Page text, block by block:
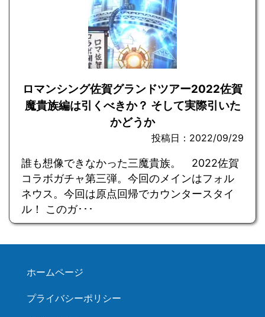
ロマンシング佐賀グランドツアー2022佐賀
魔貴族編は引くべきか？ そして実際引いた
かどうか
投稿日：2022/09/29
誰も想像できなかった三魔貴族。 2022佐賀
コラボガチャ第三弾。今回のメインはフォル
ネウス。今回は原点回帰でカウンタースタイ
ル！ このガ･･･
ホームページ
プライバシーポリシー